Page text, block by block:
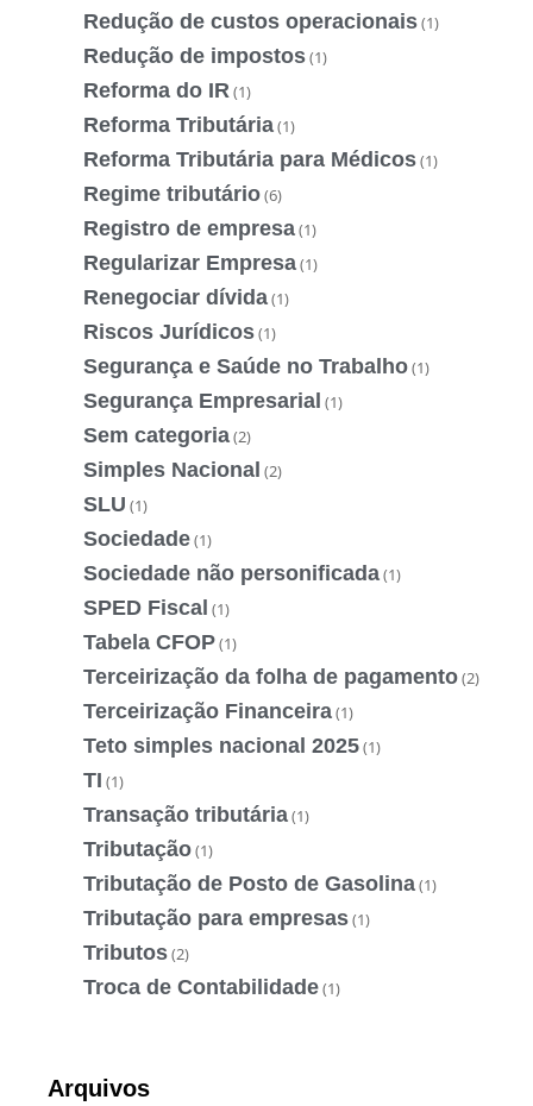
Redução de custos operacionais(1)
Redução de impostos(1)
Reforma do IR(1)
Reforma Tributária(1)
Reforma Tributária para Médicos(1)
Regime tributário(6)
Registro de empresa(1)
Regularizar Empresa(1)
Renegociar dívida(1)
Riscos Jurídicos(1)
Segurança e Saúde no Trabalho(1)
Segurança Empresarial (1)
Sem categoria(2)
Simples Nacional (2)
SLU (1)
Sociedade(1)
Sociedade não personificada(1)
SPED Fiscal (1)
Tabela CFOP(1)
Terceirização da folha de pagamento(2)
Terceirização Financeira(1)
Teto simples nacional 2025(1)
TI (1)
Transação tributária(1)
Tributação(1)
Tributação de Posto de Gasolina(1)
Tributação para empresas(1)
Tributos(2)
Troca de Contabilidade(1)
Arquivos